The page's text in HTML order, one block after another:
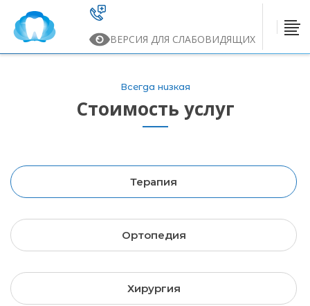
ВЕРСИЯ ДЛЯ СЛАБОВИДЯЩИХ
Всегда низкая
Стоимость услуг
Терапия
Ортопедия
Хирургия